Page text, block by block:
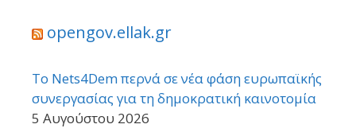
opengov.ellak.gr
Το Nets4Dem περνά σε νέα φάση ευρωπαϊκής
συνεργασίας για τη δημοκρατική καινοτομία
5 Αυγούστου 2026